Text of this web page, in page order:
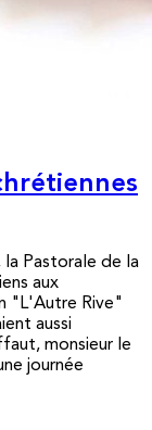
la Pastorale de la
aux
"L'Autre Rive"
aussi
monsieur le
journée